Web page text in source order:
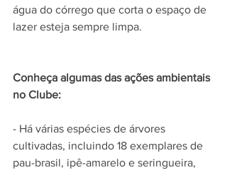
água do córrego que corta o espaço de
lazer esteja sempre limpa.
Conheça algumas das ações ambientais
no Clube:
- Há várias espécies de árvores
cultivadas, incluindo 18 exemplares de
pau-brasil, ipê-amarelo e seringueira,